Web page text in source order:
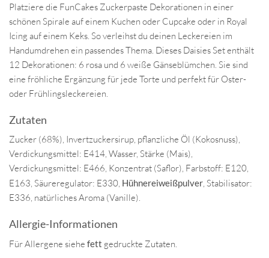
Platziere die FunCakes Zuckerpaste Dekorationen in einer
schönen Spirale auf einem Kuchen oder Cupcake oder in Royal
Icing auf einem Keks. So verleihst du deinen Leckereien im
Handumdrehen ein passendes Thema. Dieses Daisies Set enthält
12 Dekorationen: 6 rosa und 6 weiße Gänseblümchen. Sie sind
eine fröhliche Ergänzung für jede Torte und perfekt für Oster-
oder Frühlingsleckereien.
Zutaten
Zucker (68%), Invertzuckersirup, pflanzliche Öl (Kokosnuss),
Verdickungsmittel: E414, Wasser, Stärke (Mais),
Verdickungsmittel: E466, Konzentrat (Saflor), Farbstoff: E120,
E163, Säureregulator: E330, Hühnereiweißpulver, Stabilisator:
E336, natürliches Aroma (Vanille).
Allergie-Informationen
Für Allergene siehe fett gedruckte Zutaten.